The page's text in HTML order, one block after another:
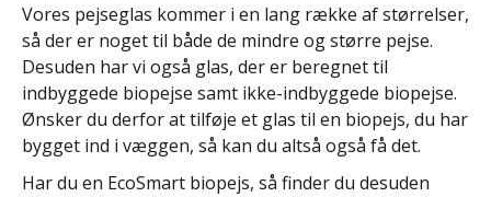
Vores pejseglas kommer i en lang række af størrelser,
så der er noget til både de mindre og større pejse.
Desuden har vi også glas, der er beregnet til
indbyggede biopejse samt ikke-indbyggede biopejse.
Ønsker du derfor at tilføje et glas til en biopejs, du har
bygget ind i væggen, så kan du altså også få det.
Har du en EcoSmart biopejs, så finder du desuden